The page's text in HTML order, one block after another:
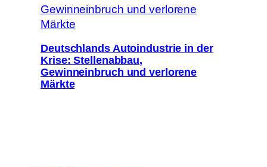
Deutschlands Autoindustrie in der
Krise: Stellenabbau,
Gewinneinbruch und verlorene
Märkte